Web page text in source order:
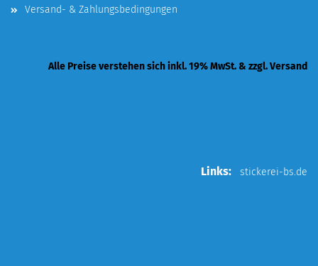
Versand- & Zahlungsbedingungen
Alle Preise verstehen sich inkl. 19% MwSt. & zzgl. Versand
Links: stickerei-bs.de